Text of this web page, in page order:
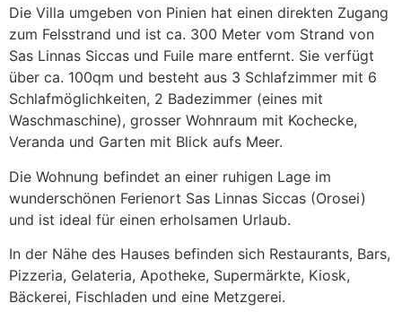
Die Villa umgeben von Pinien hat einen direkten Zugang
zum Felsstrand und ist ca. 300 Meter vom Strand von
Sas Linnas Siccas und Fuile mare entfernt. Sie verfügt
über ca. 100qm und besteht aus 3 Schlafzimmer mit 6
Schlafmöglichkeiten, 2 Badezimmer (eines mit
Waschmaschine), grosser Wohnraum mit Kochecke,
Veranda und Garten mit Blick aufs Meer.
Die Wohnung befindet an einer ruhigen Lage im
wunderschönen Ferienort Sas Linnas Siccas (Orosei)
und ist ideal für einen erholsamen Urlaub.
In der Nähe des Hauses befinden sich Restaurants, Bars,
Pizzeria, Gelateria, Apotheke, Supermärkte, Kiosk,
Bäckerei, Fischladen und eine Metzgerei.